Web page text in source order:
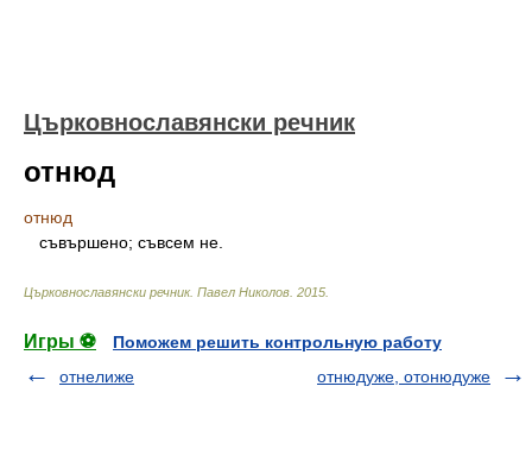
Църковнославянски речник
отнюд
отнюд
съвършено; съвсем не.
Църковнославянски речник. Павел Николов 2015
Игры ⚽
Поможем решить контрольную работу
отнелиже
отнюдуже, отонюдуже